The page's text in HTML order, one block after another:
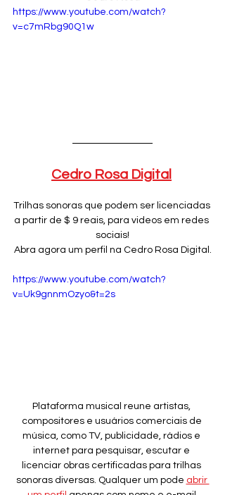
https://www.youtube.com/watch?
v=c7mRbg90Q1w
Cedro Rosa Digital
Trilhas sonoras que podem ser licenciadas
a partir de $ 9 reais, para videos em redes
sociais!
Abra agora um perfil na Cedro Rosa Digital.
https://www.youtube.com/watch?
v=Uk9gnnmOzyo&t=2s
Plataforma musical reune artistas,
compositores e usuários comerciais de
música, como TV, publicidade, rádios e
internet para pesquisar, escutar e
licenciar obras certificadas para trilhas
sonoras diversas. Qualquer um pode abrir